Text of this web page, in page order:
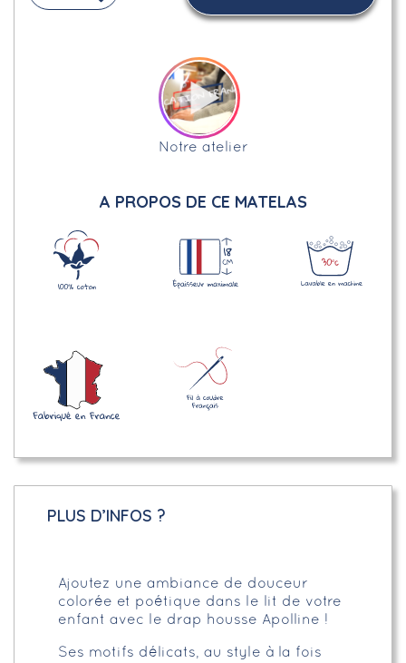
Notre atelier
A PROPOS DE CE MATELAS
PLUS D’INFOS ?
Ajoutez une ambiance de douceur
colorée et poétique dans le lit de votre
enfant avec le drap housse Apolline !
Ses motifs délicats, au style à la fois